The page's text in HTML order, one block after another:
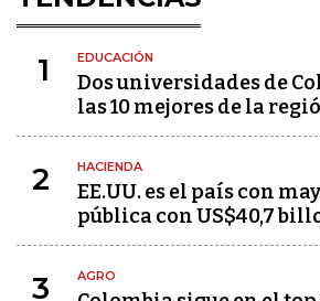
1 EDUCACIÓN
Dos universidades de
las 10 mejores de la
2 HACIENDA
EE.UU. es el país con
pública con US$40,7
3 AGRO